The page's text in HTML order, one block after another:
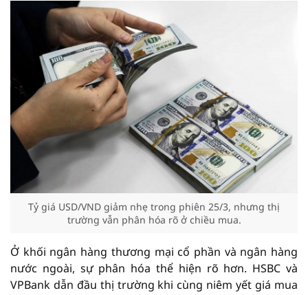
Tỷ giá USD/VND giảm nhẹ trong phiên 25/3, nhưng thị
trường vẫn phân hóa rõ ở chiều mua.
Ở khối ngân hàng thương mại cổ phần và ngân hàng
nước ngoài, sự phân hóa thể hiện rõ hơn. HSBC và
VPBank dẫn đầu thị trường khi cùng niêm yết giá mua